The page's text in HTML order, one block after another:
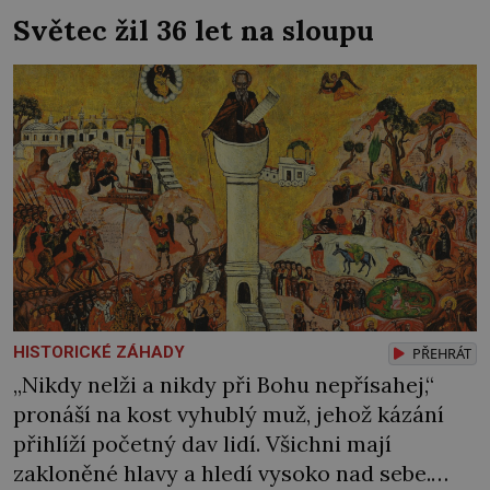
Podzemí kostela v Jablonném v Podještědí je
podle pamětníků protkáno celou sítí chodeb.
Jedna prý vede na radnici, druhá na nedaleký
zámek […]
Světec žil 36 let na sloupu
HISTORICKÉ ZÁHADY PŘEHRÁT
„Nikdy nelži a nikdy při Bohu nepřísahej,“
pronáší na kost vyhublý muž, jehož kázání
přihlíží početný dav lidí. Všichni mají
zakloněné hlavy a hledí vysoko nad sebe.